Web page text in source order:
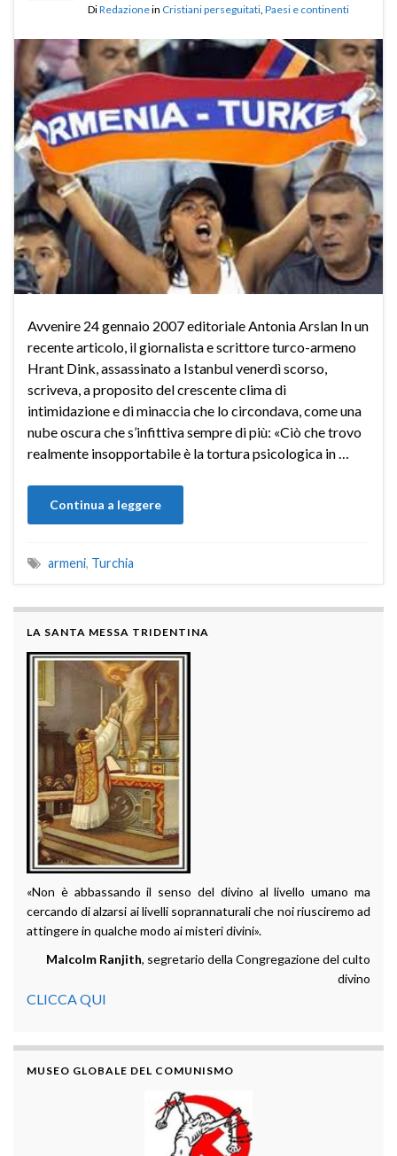
DiRedazionein Cristiani perseguitati, Paesi e continenti
Avvenire 24 gennaio 2007 editoriale Antonia Arslan In un
recente articolo, il giornalista e scrittore turco-armeno
Hrant Dink, assassinato a Istanbul venerdì scorso,
scriveva, a proposito del crescente clima di
intimidazione e di minaccia che lo circondava, come una
nube oscura che s’infittiva sempre di più: «Ciò che trovo
realmente insopportabile è la tortura psicologica in …
Continua a leggere
armeni, Turchia
LA SANTA MESSA TRIDENTINA
«Non è abbassando il senso del divino al livello umano ma
cercando di alzarsi ai livelli soprannaturali che noi riusciremo ad
attingere in qualche modo ai misteri divini».
Malcolm Ranjith, segretario della Congregazione del culto
divino
CLICCA QUI
MUSEO GLOBALE DEL COMUNISMO